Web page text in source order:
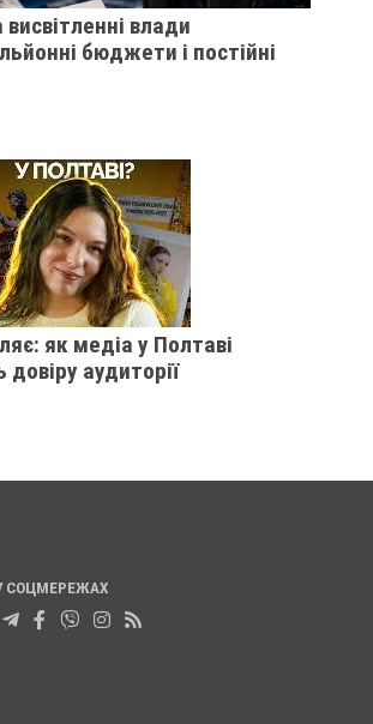
19-
ЯКИЙ
ЖІНКУ
20 грудня 2023
влади
бюджети і постійні
як медіа у Полтаві
аудиторії
СОЦМЕРЕЖАХ